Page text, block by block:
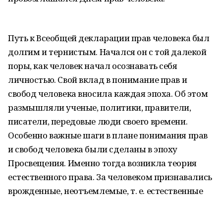
Путь к Всеобщей декларации прав человека был
долгим и тернистым. Начался он с той далекой
поры, как человек начал осознавать себя
личностью. Свой вклад в понимание прав и
свобод человека вносила каждая эпоха. Об этом
размышляли ученые, политики, правители,
писатели, передовые люди своего времени.
Особенно важные шаги в плане понимания прав
и свобод человека были сделаны в эпоху
Просвещения. Именно тогда возникла теория
естественного права. За человеком признавались
врожденные, неотъемлемые, т. е. естественные